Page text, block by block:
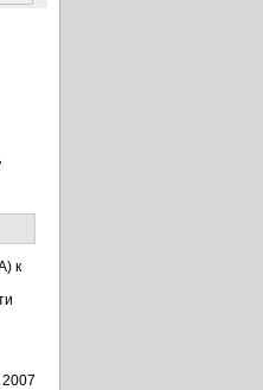
к
2007